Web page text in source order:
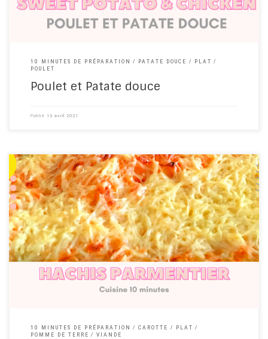
10 MINUTES DE PRÉPARATION PATATE DOUCE
PLAT
POULET
Poulet et Patate douce
Publié 13 avril 2021
How to cook sheperd's pie ? Comment faire un hachis parmentier
?
10 MINUTES DE PRÉPARATION CAROTTE
PLAT
POMME DE TERRE
VIANDE